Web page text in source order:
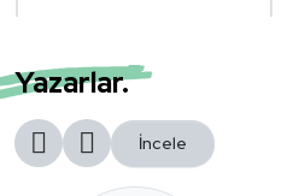
Yazarlar.
İncele